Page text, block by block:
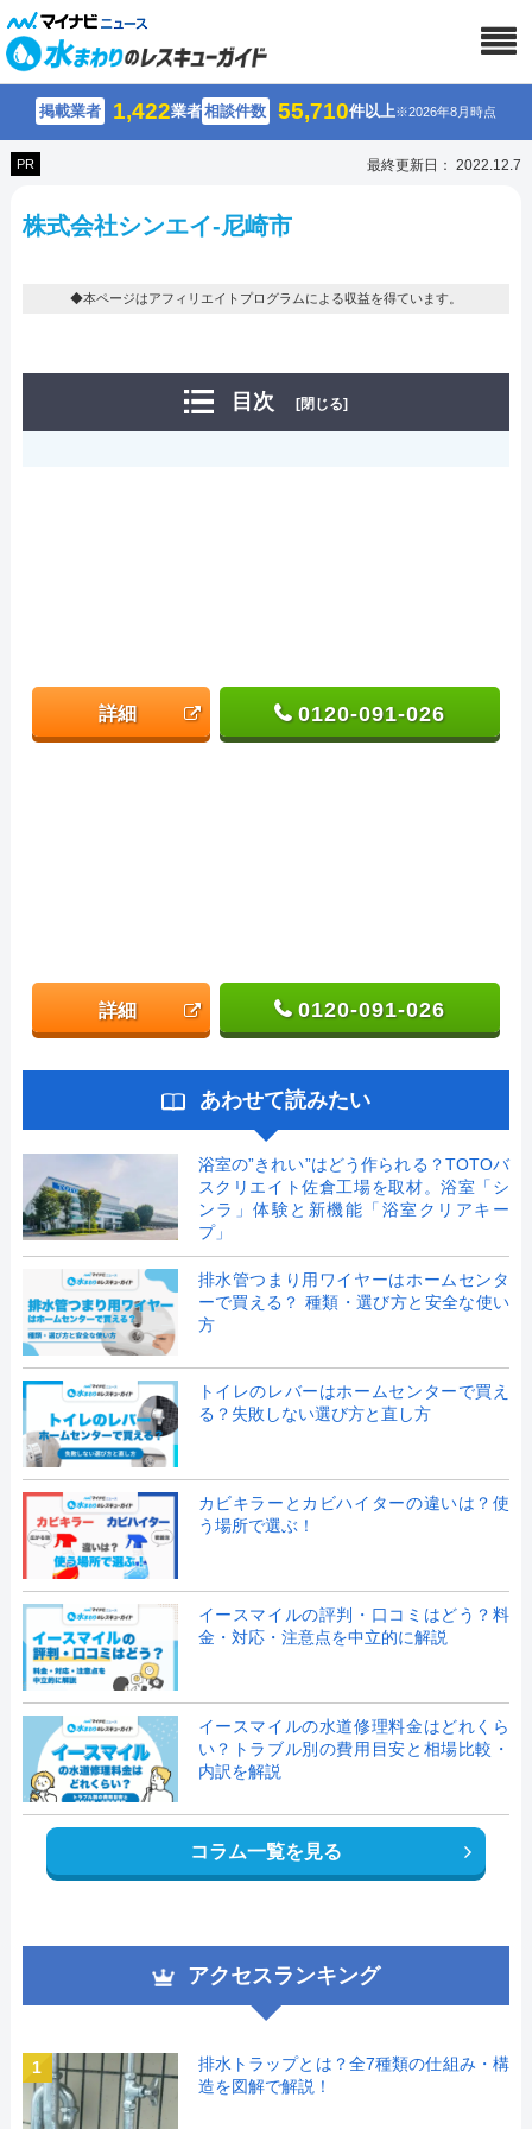
掲載業者 1,422業者相談件数 55,710件以上※2026年8月時点
PR 最終更新日： 2022.12.7
株式会社シンエイ-尼崎市
◆本ページはアフィリエイトプログラムによる収益を得ています。
目次 [閉じる]
詳細 0120-091-026
詳細 0120-091-026
あわせて読みたい
浴室の”きれい”はどう作られる？TOTOバ
スクリエイト佐倉工場を取材。浴室「シ
ンラ」体験と新機能「浴室クリアキー
プ」
排水管つまり用ワイヤーはホームセンタ
ーで買える？ 種類・選び方と安全な使い
方
トイレのレバーはホームセンターで買え
る？失敗しない選び方と直し方
カビキラーとカビハイターの違いは？使
う場所で選ぶ！
イースマイルの評判・口コミはどう？料
金・対応・注意点を中立的に解説
イースマイルの水道修理料金はどれくら
い？トラブル別の費用目安と相場比較・
内訳を解説
コラム一覧を見る
アクセスランキング
1
排水トラップとは？全7種類の仕組み・構
造を図解で解説！